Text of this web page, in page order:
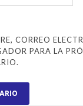
CORREO
PARA LA